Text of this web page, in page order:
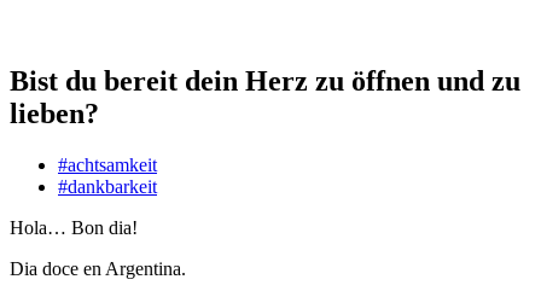
Bist du bereit dein Herz zu öffnen und zu
lieben?
#achtsamkeit
#dankbarkeit
Hola… Bon dia!
Dia doce en Argentina.